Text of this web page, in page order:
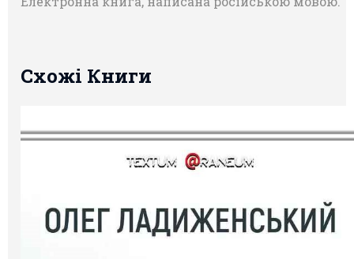
Схожі Книги